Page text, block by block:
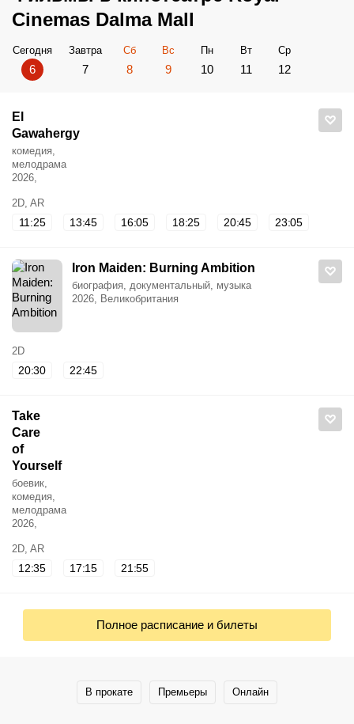
Cinemas Dalma Mall
Сегодня
6
Завтра
7
Сб
8
Вс
9
Пн
10
Вт
11
Ср
12
El
Gawahergy
комедия,
мелодрама
2026,
2D, AR
11:25 13:45 16:05 18:25 20:45 23:05
Iron Maiden: Burning Ambition
биография, документальный, музыка
2026, Великобритания
2D
20:30 22:45
Take
Care
of
Yourself
боевик,
комедия,
мелодрама
2026,
2D, AR
12:35 17:15 21:55
Полное расписание и билеты
В прокате Премьеры Онлайн